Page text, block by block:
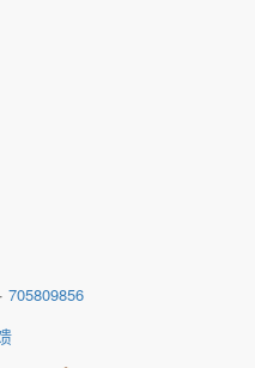
· 705809856